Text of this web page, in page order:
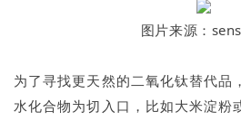
图片来源：
为了寻找更天然的二氧化钛替代品
水化合物为切入口，比如大米淀粉